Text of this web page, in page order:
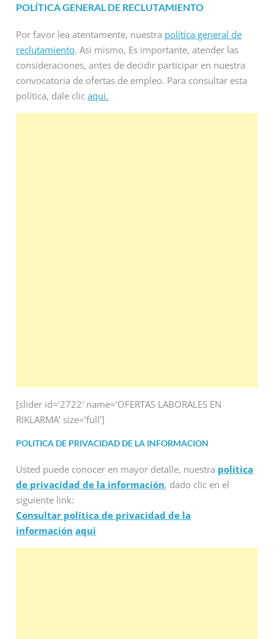
POLÍTICA GENERAL DE RECLUTAMIENTO
Por favor lea atentamente, nuestra política general de
reclutamiento. Asi mismo, Es importante, atender las
consideraciones, antes de decidir participar en nuestra
convocatoria de ofertas de empleo. Para consultar esta
política, dale clicaqui.
[slider id=’2722′ name=’OFERTAS LABORALES EN
RIKLARMA’ size=’full’]
POLITICA DE PRIVACIDAD DE LA INFORMACION
Usted puede conocer en mayor detalle, nuestra política
de privacidad de la información, dado clic en el
siguiente link:
Consultar política de privacidad de la
información aqui